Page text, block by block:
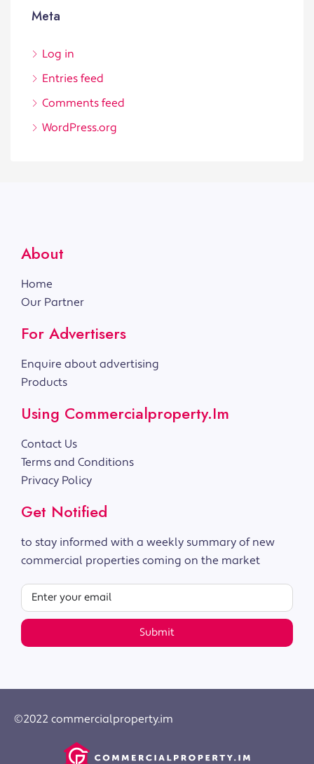
Meta
Log in
Entries feed
Comments feed
WordPress.org
About
Home
Our Partner
For Advertisers
Enquire about advertising
Products
Using Commercialproperty.im
Contact Us
Terms and Conditions
Privacy Policy
Get Notified
to stay informed with a weekly summary of new
commercial properties coming on the market
Submit
©2022 commercialproperty.im